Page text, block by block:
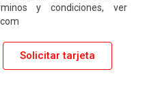
y condiciones, ver
Solicitar tarjeta